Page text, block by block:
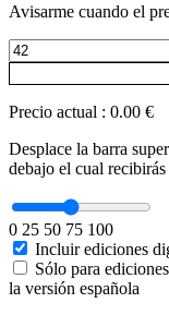
Avisarme cuando el
Precio actual : 0.00 €
Desplace la barra
debajo el cual
0 25 50 75 100
Incluir ediciones
Sólo para
la versión española